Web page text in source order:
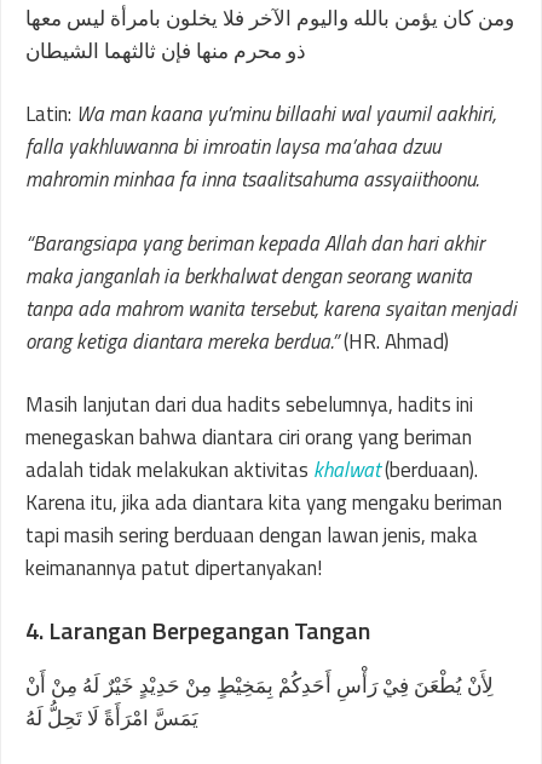
ومن كان يؤمن بالله واليوم الآخر فلا يخلون بامرأة ليس معها
ذو محرم منها فإن ثالثهما الشيطان
Latin: Wa man kaana yu’minu billaahi wal yaumil aakhiri,
falla yakhluwanna bi imroatin laysa ma’ahaa dzuu
mahromin minhaa fa inna tsaalitsahuma assyaiithoonu.
“Barangsiapa yang beriman kepada Allah dan hari akhir
maka janganlah ia berkhalwat dengan seorang wanita
tanpa ada mahrom wanita tersebut, karena syaitan menjadi
orang ketiga diantara mereka berdua.”(HR. Ahmad)
Masih lanjutan dari dua hadits sebelumnya, hadits ini
menegaskan bahwa diantara ciri orang yang beriman
adalah tidak melakukan aktivitas khalwat(berduaan).
Karena itu, jika ada diantara kita yang mengaku beriman
tapi masih sering berduaan dengan lawan jenis, maka
keimanannya patut dipertanyakan!
4. Larangan Berpegangan Tangan
لِأَنْ يُطْعَنَ فِيْ رَأْسِ أَحَدِكُمْ بِمَخِيْطٍ مِنْ حَدِيْدٍ خَيْرٌ لَهُ مِنْ أَنْ
يَمَسَّ امْرَأَةً لَا تَحِلُّ لَهُ